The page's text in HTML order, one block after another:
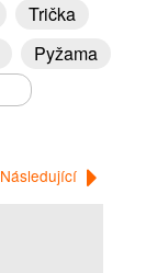
Trička
Pyžama
Následující